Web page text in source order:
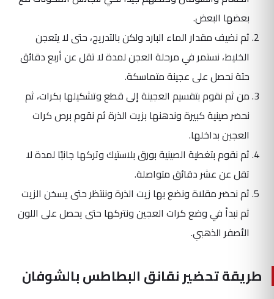
بعضها البعض.
ثم نضيف مقدار الماء البارد ولكن بالتدريج، حتى لا يتعجن
الخليط، نستمر في مرحلة العجن لمدة لا تقل عن أربع دقائق
حتة نحصل على عجينة متماسكة.
من ثم نقوم بتقسيم العجينة إلى قطع وتشكيلها بكرات، ثم
نحضر صينية كبيرة وندهنها بزيت الذرة ثم نقوم برص كرات
العجين بداخلها.
ثم نقوم بتغطية الصينية بورق بلاستيك وتركها جانبًا لمدة لا
تقل عن عشر دقائق متواصلة.
ثم نحضر مقلاة ونضع بها زيت الذرة وننتظر حتى يسخن الزيت
ثم نبدأ في وضع كرات العجين ونتركها حتى يحصل على اللون
الأصفر الذهبي.
طريقة تحضير نقانق البطاطس بالشوفان